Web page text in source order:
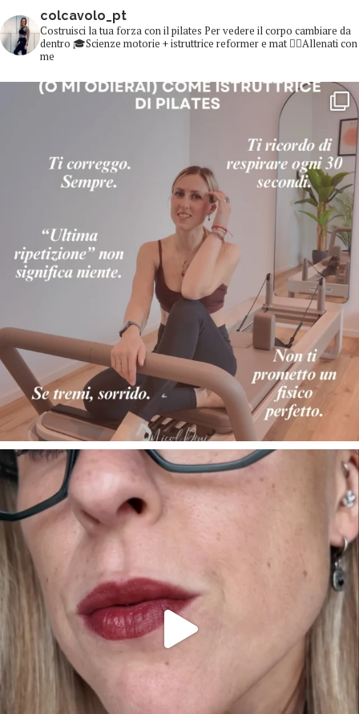
colcavolo_pt
Costruisci la tua forza con il pilates Per vedere il corpo cambiare da
dentro 🎓Scienze motorie + istruttrice reformer e mat 👇🏻Allenati con
me